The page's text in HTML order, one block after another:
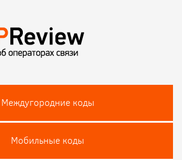
Междугородние коды
Мобильные коды